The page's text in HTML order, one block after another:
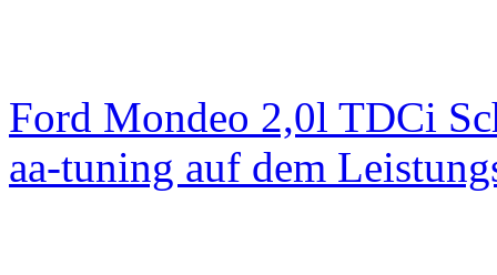
Ford Mondeo 2,0l TDCi
aa-tuning auf dem